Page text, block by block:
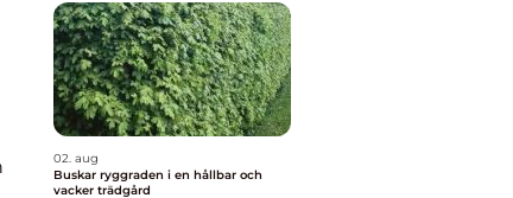
02. aug
Buskar ryggraden i en hållbar och
vacker trädgård